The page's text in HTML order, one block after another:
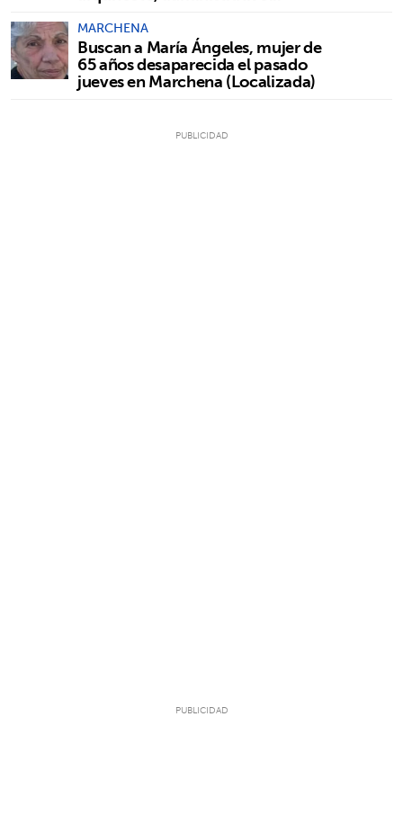
MARCHENA
Buscan a María Ángeles, mujer de
65 años desaparecida el pasado
jueves en Marchena (Localizada)